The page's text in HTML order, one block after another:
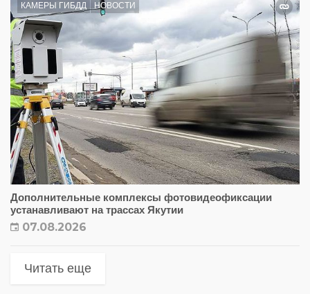
КАМЕРЫ ГИБДД НОВОСТИ
Дополнительные комплексы фотовидеофиксации
устанавливают на трассах Якутии
07.08.2026
Читать еще